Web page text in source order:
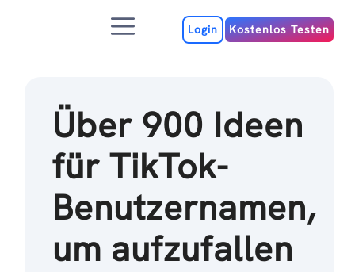
MenuLogin Kostenlos Testen
Über 900 Ideen
für TikTok-
Benutzernamen,
um aufzufallen